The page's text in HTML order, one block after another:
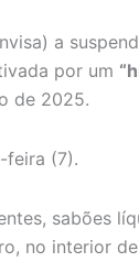
a
por um
de 2025.
feira (7).
sabões
no interior